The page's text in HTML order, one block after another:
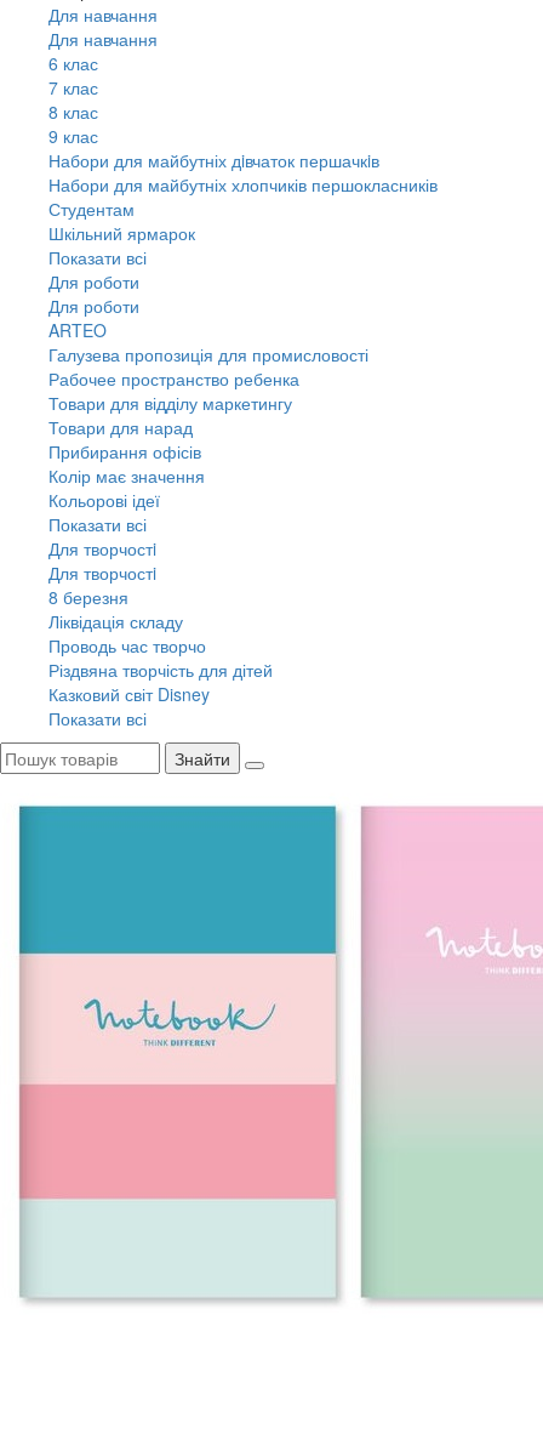
Для навчання
Для навчання
6 клас
7 клас
8 клас
9 клас
Набори для майбутніх дiвчаток першачкiв
Набори для майбутніх хлопчиків першокласників
Студентам
Шкільний ярмарок
Показати всі
Для роботи
Для роботи
ARTEO
Галузева пропозиція для промисловості
Рабочее пространство ребенка
Товари для відділу маркетингу
Товари для нарад
Прибирання офісів
Колір має значення
Кольорові ідеї
Показати всі
Для творчостi
Для творчостi
8 березня
Ліквідація складу
Проводь час творчо
Різдвяна творчість для дітей
Казковий світ Disney
Показати всі
Знайти